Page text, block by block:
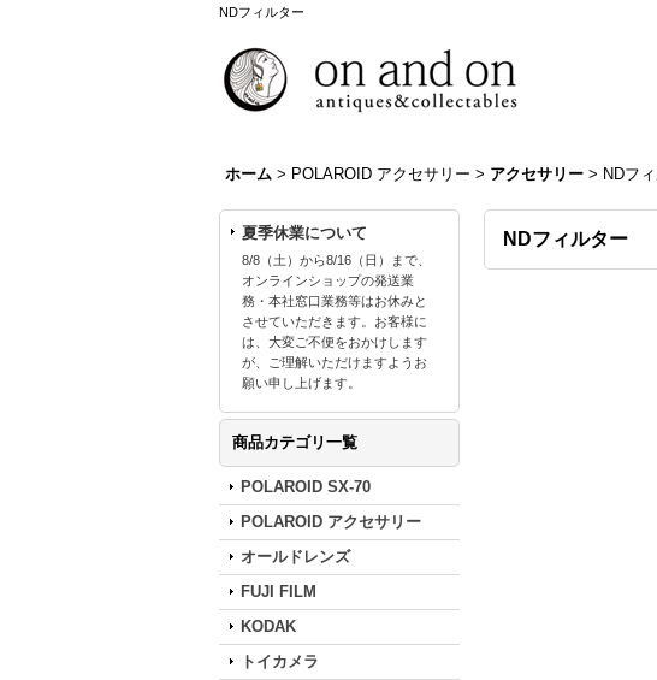
NDフィルター
ホーム > POLAROID アクセサリー > アクセサリー > NDフ
夏季休業について
8/8（土）から8/16（日）まで、
オンラインショップの発送業
務・本社窓口業務等はお休みと
させていただきます。お客様に
は、大変ご不便をおかけします
が、ご理解いただけますようお
願い申し上げます。
商品カテゴリ一覧
POLAROID SX-70
POLAROID アクセサリー
オールドレンズ
FUJI FILM
KODAK
トイカメラ
NDフィルター